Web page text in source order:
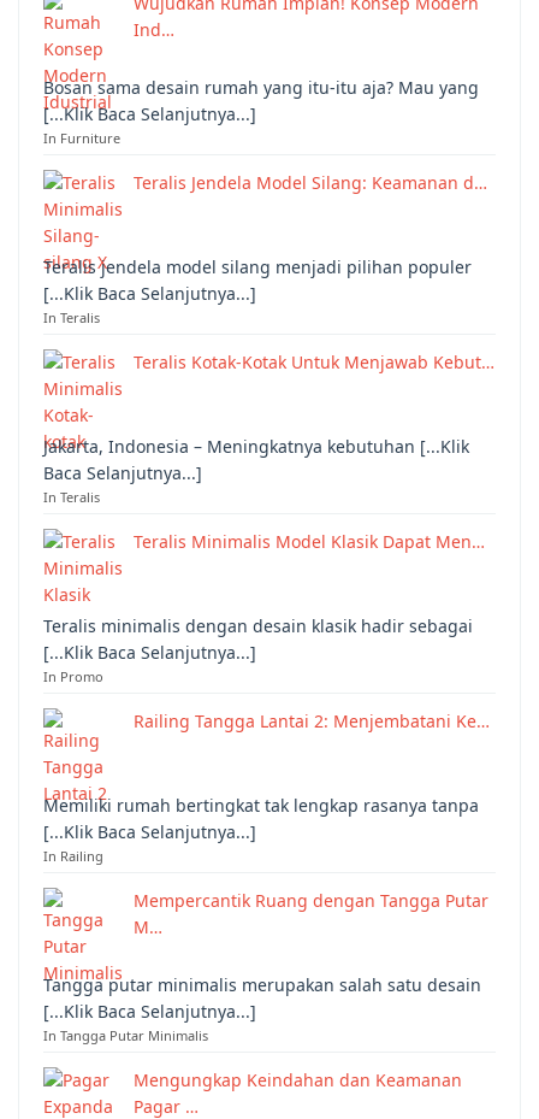
Ind…
Bosan sama desain rumah yang itu-itu aja? Mau yang
[...Klik Baca Selanjutnya...]
In Furniture
Teralis Jendela Model Silang: Keamanan d…
Teralis jendela model silang menjadi pilihan populer
[...Klik Baca Selanjutnya...]
In Teralis
Teralis Kotak-Kotak Untuk Menjawab Kebut…
Jakarta, Indonesia – Meningkatnya kebutuhan [...Klik
Baca Selanjutnya...]
In Teralis
Teralis Minimalis Model Klasik Dapat Men…
Teralis minimalis dengan desain klasik hadir sebagai
[...Klik Baca Selanjutnya...]
In Promo
Railing Tangga Lantai 2: Menjembatani Ke…
Memiliki rumah bertingkat tak lengkap rasanya tanpa
[...Klik Baca Selanjutnya...]
In Railing
Mempercantik Ruang dengan Tangga Putar
M…
Tangga putar minimalis merupakan salah satu desain
[...Klik Baca Selanjutnya...]
In Tangga Putar Minimalis
Mengungkap Keindahan dan Keamanan
Pagar …